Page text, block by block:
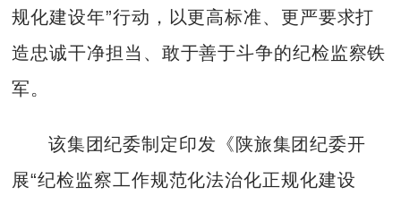
规化建设年”行动，以更高标准、更严要求打
造忠诚干净担当、敢于善于斗争的纪检监察铁
军。
该集团纪委制定印发《陕旅集团纪委开
展“纪检监察工作规范化法治化正规化建设